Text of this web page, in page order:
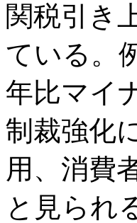
関税引き
ている。
年比マイ
制裁強化
用、消費
と見られ